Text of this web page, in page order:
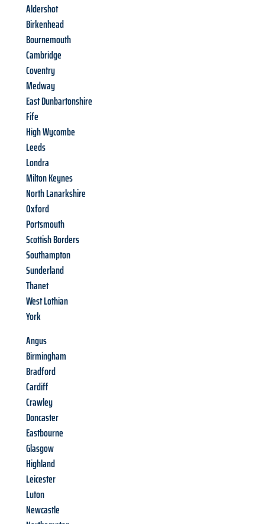
Aldershot
Birkenhead
Bournemouth
Cambridge
Coventry
Medway
East Dunbartonshire
Fife
High Wycombe
Leeds
Londra
Milton Keynes
North Lanarkshire
Oxford
Portsmouth
Scottish Borders
Southampton
Sunderland
Thanet
West Lothian
York
Angus
Birmingham
Bradford
Cardiff
Crawley
Doncaster
Eastbourne
Glasgow
Highland
Leicester
Luton
Newcastle